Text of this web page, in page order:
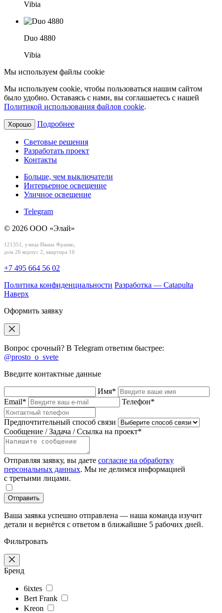
Vibia
Duo 4880
Vibia
Мы используем файлы cookie
Мы используем cookie, чтобы пользоваться нашим сайтом
было удобно. Оставаясь с нами, вы соглашаетесь с нашей
Политикой использования файлов cookie.
Хорошо Подробнее
Световые решения
Разработать проект
Контакты
Больше, чем выключатели
Интерьерное освещение
Уличное освещение
Telegram
© 2026 ООО «Элай»
121351, улица Ивана Франко,
дом 26 корпус 2, квартира 16
+7 495 664 56 02
Политика конфиденциальности Разработка — Catapulta
Наверх
Оформить заявку
Вопрос срочный? В Telegram ответим быстрее:
@prosto_o_svete
Введите контактные данные
Имя*
Email*
Телефон*
Предпочтительный способ связи
Сообщение / Задача / Ссылка на проект*
Отправляя заявку, вы даете согласие на обработку
персональных данных. Мы не делимся информацией
с третьими лицами.
Отправить
Ваша заявка успешно отправлена — наша команда изучит
детали и вернётся с ответом в ближайшие 5 рабочих дней.
Фильтровать
Бренд
6ixtes
Bert Frank
Kreon